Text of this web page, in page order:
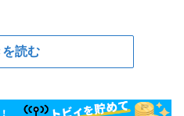
読む